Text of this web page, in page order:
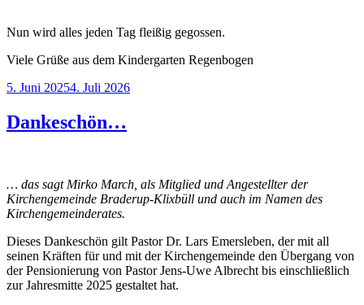
Nun wird alles jeden Tag fleißig gegossen.
Viele Grüße aus dem Kindergarten Regenbogen
Veröffentlicht
5. Juni 20254. Juli 2026
Dankeschön…
… das sagt Mirko March, als Mitglied und Angestellter der
Kirchengemeinde Braderup-Klixbüll und auch im Namen des
Kirchengemeinderates.
Dieses Dankeschön gilt Pastor Dr. Lars Emersleben, der mit all
seinen Kräften für und mit der Kirchengemeinde den Übergang von
der Pensionierung von Pastor Jens-Uwe Albrecht bis einschließlich
zur Jahresmitte 2025 gestaltet hat.